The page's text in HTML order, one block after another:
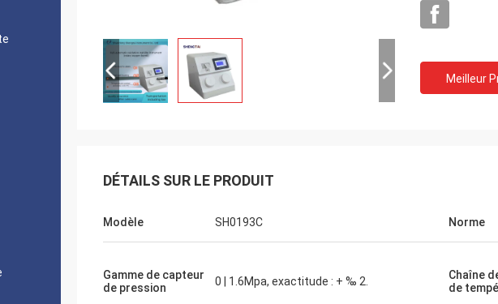
Meilleur
DÉTAILS SUR LE PRODUIT
Modèle SH0193C Norme
Gamme de capteur
de pression
0 | 1.6Mpa, exactitude : + ‰ 2.
Chaîne
de